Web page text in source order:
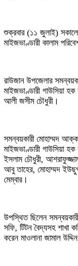
শুক্রবার (১১ জুলাই)
মাইজভাণ্ডারী কালাম
রাউজান উপজেলার
মাইজভাণ্ডারী গাউসিয়া
আলী জসীম চৌধুরী।
সমন্বয়কারী মোহাম্মদ
মাইজভাণ্ডারী গাউসিয়া হক
ইসলাম চৌধুরী,
আবু তাহের, মোহাম্মদ
মেম্বার।
উপস্থিত ছিলেন
সফি, টিটন বৈদ্যসহ শাখা
করেন মাওলানা জামাল